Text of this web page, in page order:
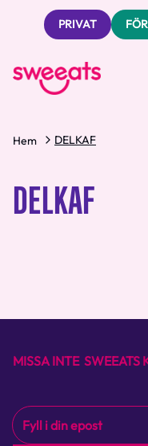
PRIVAT
Hem DELKAF
DELKAF
MISSA INTE SWEEATS